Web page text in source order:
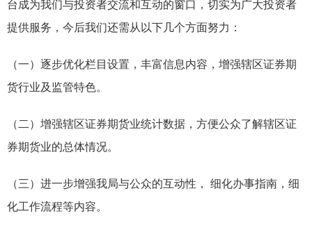
台成为我们与投资者交流和互动的窗口，切实为广大投资者
提供服务，今后我们还需从以下几个方面努力：
（一）逐步优化栏目设置，丰富信息内容，增强辖区证券期
货行业及监管特色。
（二）增强辖区证券期货业统计数据，方便公众了解辖区证
券期货业的总体情况。
（三）进一步增强我局与公众的互动性， 细化办事指南，细
化工作流程等内容。